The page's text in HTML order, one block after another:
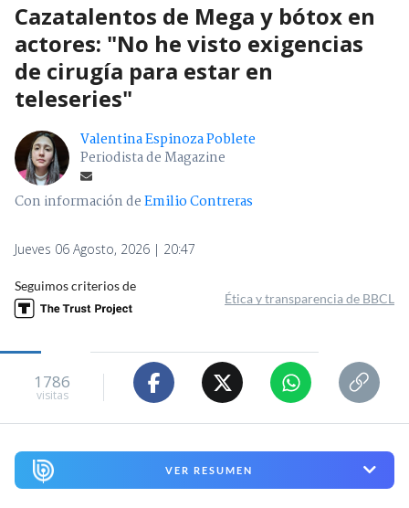
Cazatalentos de Mega y bótox en
actores: "No he visto exigencias
de cirugía para estar en
teleseries"
Valentina Espinoza Poblete
Periodista de Magazine
Con información deEmilio Contreras
Jueves 06 Agosto, 2026 | 20:47
Seguimos criterios de
Ética y transparencia de BBCL
1786
visitas
VER RESUMEN